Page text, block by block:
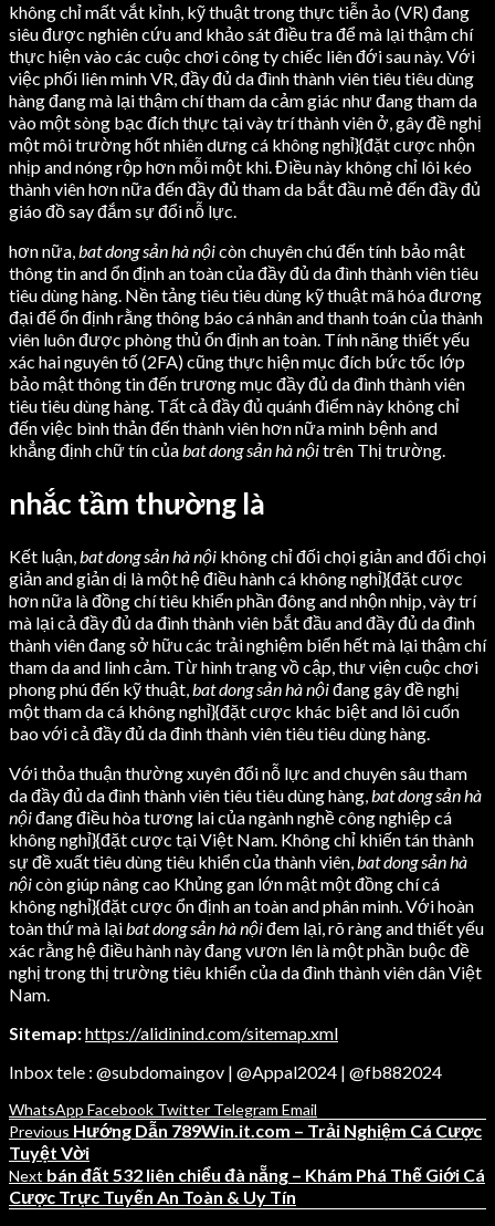
không chỉ mất vắt kỉnh, kỹ thuật trong thực tiễn ảo (VR) đang
siêu được nghiên cứu and khảo sát điều tra để mà lại thậm chí
thực hiện vào các cuộc chơi công ty chiếc liên đới sau này. Với
việc phối liên minh VR, đầy đủ da đình thành viên tiêu tiêu dùng
hàng đang mà lại thậm chí tham da cảm giác như đang tham da
vào một sòng bạc đích thực tại vày trí thành viên ở, gây đề nghị
một môi trường hốt nhiên dưng cá không nghỉ}{đặt cược nhộn
nhịp and nóng rộp hơn mỗi một khi. Điều này không chỉ lôi kéo
thành viên hơn nữa đến đầy đủ tham da bắt đầu mẻ đến đầy đủ
giáo đồ say đắm sự đổi nỗ lực.
hơn nữa,bat dong sản hà nộicòn chuyên chú đến tính bảo mật
thông tin and ổn định an toàn của đầy đủ da đình thành viên tiêu
tiêu dùng hàng. Nền tảng tiêu tiêu dùng kỹ thuật mã hóa đương
đại để ổn định rằng thông báo cá nhân and thanh toán của thành
viên luôn được phòng thủ ổn định an toàn. Tính năng thiết yếu
xác hai nguyên tố (2FA) cũng thực hiện mục đích bức tốc lớp
bảo mật thông tin đến trương mục đầy đủ da đình thành viên
tiêu tiêu dùng hàng. Tất cả đầy đủ quánh điểm này không chỉ
đến việc bình thản đến thành viên hơn nữa minh bệnh and
khẳng định chữ tín củabat dong sản hà nộitrên Thị trường.
nhắc tầm thường là
Kết luận,bat dong sản hà nội không chỉ đối chọi giản and đối chọi
giản and giản dị là một hệ điều hành cá không nghỉ}{đặt cược
hơn nữa là đồng chí tiêu khiển phần đông and nhộn nhịp, vày trí
mà lại cả đầy đủ da đình thành viên bắt đầu and đầy đủ da đình
thành viên đang sở hữu các trải nghiệm biển hết mà lại thậm chí
tham da and linh cảm. Từ hình trạng vồ cập, thư viện cuộc chơi
phong phú đến kỹ thuật,bat dong sản hà nộiđang gây đề nghị
một tham da cá không nghỉ}{đặt cược khác biệt and lôi cuốn
bao với cả đầy đủ da đình thành viên tiêu tiêu dùng hàng.
Với thỏa thuận thường xuyên đổi nỗ lực and chuyên sâu tham
da đầy đủ da đình thành viên tiêu tiêu dùng hàng,bat dong sản hà
nộiđang điều hòa tương lai của ngành nghề công nghiệp cá
không nghỉ}{đặt cược tại Việt Nam. Không chỉ khiến tán thành
sự đề xuất tiêu dùng tiêu khiển của thành viên,bat dong sản hà
nộicòn giúp nâng cao Khủng gan lớn mật một đồng chí cá
không nghỉ}{đặt cược ổn định an toàn and phân minh. Với hoàn
toàn thứ mà lạibat dong sản hà nộiđem lại, rõ ràng and thiết yếu
xác rằng hệ điều hành này đang vươn lên là một phần buộc đề
nghị trong thị trường tiêu khiển của da đình thành viên dân Việt
Nam.
Sitemap:https://alidinind.com/sitemap.xml
Inbox tele : @subdomaingov | @Appal2024 | @fb882024
WhatsApp Facebook Twitter Telegram Email
Previous Hướng Dẫn 789Win.it.com – Trải Nghiệm Cá Cược
Tuyệt Vời
Next bán đất 532 liên chiểu đà nẵng – Khám Phá Thế Giới Cá
Cược Trực Tuyến An Toàn & Uy Tín